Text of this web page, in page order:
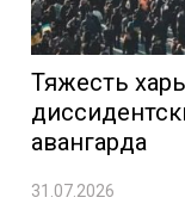
Тяжесть
авангарда
31.07.2026